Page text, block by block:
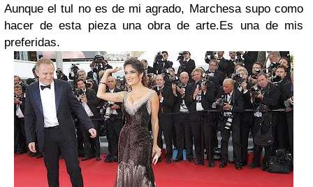
Aunque el tul no es de mi agrado, Marchesa supo como
hacer de esta pieza una obra de arte.Es una de mis
preferidas.